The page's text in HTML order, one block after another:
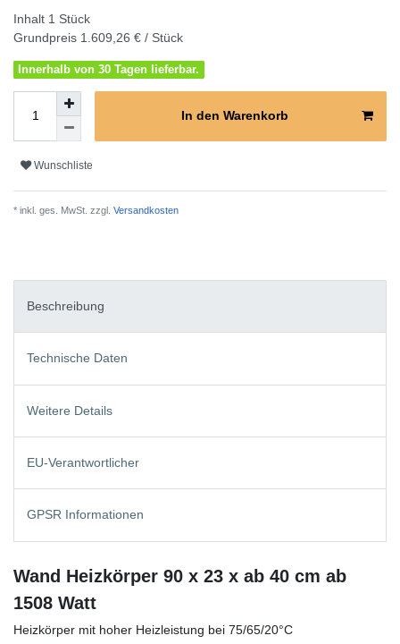
Inhalt 1 Stück
Grundpreis 1.609,26 € / Stück
Innerhalb von 30 Tagen lieferbar.
In den Warenkorb
Wunschliste
* inkl. ges. MwSt. zzgl. Versandkosten
Beschreibung
Technische Daten
Weitere Details
EU-Verantwortlicher
GPSR Informationen
Wand Heizkörper 90 x 23 x ab 40 cm ab
1508 Watt
Heizkörper mit hoher Heizleistung bei 75/65/20°C